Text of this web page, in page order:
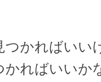
つかればいい
かればいいか